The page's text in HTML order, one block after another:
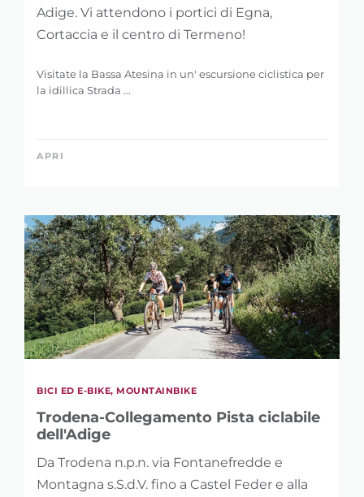
Adige. Vi attendono i portici di Egna,
Cortaccia e il centro di Termeno!
Visitate la Bassa Atesina in un' escursione ciclistica per
la idillica Strada ...
APRI
BICI ED E-BIKE, MOUNTAINBIKE
Trodena-Collegamento Pista ciclabile
dell'Adige
Da Trodena n.p.n. via Fontanefredde e
Montagna s.S.d.V. fino a Castel Feder e alla